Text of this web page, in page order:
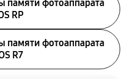
памяти фотоаппарата
RP
памяти фотоаппарата
R7